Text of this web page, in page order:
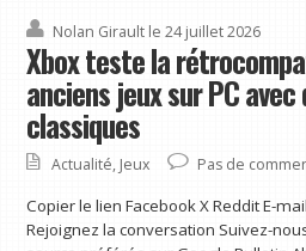
Nolan Girault le 24 juillet 2026
Xbox teste la
anciens jeux sur PC
classiques
Actualité, Jeux Pas de
Copier le lien Facebook X Reddit E-
Rejoignez la conversation Suivez-